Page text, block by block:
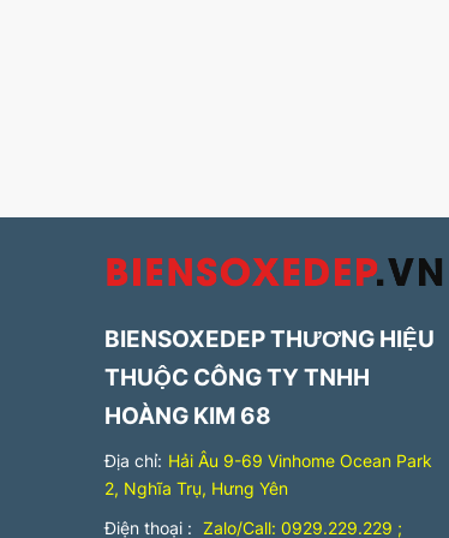
BIENSOXEDEP THƯƠNG HIỆU
THUỘC CÔNG TY TNHH
HOÀNG KIM 68
Địa chỉ: Hải Âu 9-69 Vinhome Ocean Park
2, Nghĩa Trụ, Hưng Yên
Điện thoại : Zalo/Call: 0929.229.229 ;